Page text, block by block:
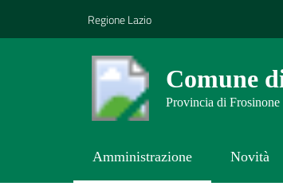
Regione Lazio
Comune
Provincia di Frosinone
Amministrazione Novità